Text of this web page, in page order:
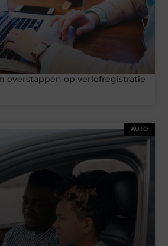
overstappen op verlofregistratie
AUTO